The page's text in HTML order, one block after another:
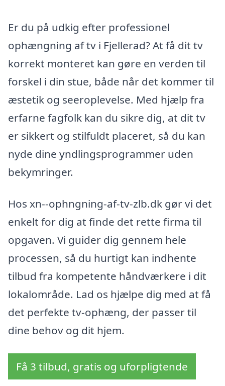
Er du på udkig efter professionel
ophængning af tv i Fjellerad? At få dit tv
korrekt monteret kan gøre en verden til
forskel i din stue, både når det kommer til
æstetik og seeroplevelse. Med hjælp fra
erfarne fagfolk kan du sikre dig, at dit tv
er sikkert og stilfuldt placeret, så du kan
nyde dine yndlingsprogrammer uden
bekymringer.
Hos xn--ophngning-af-tv-zlb.dk gør vi det
enkelt for dig at finde det rette firma til
opgaven. Vi guider dig gennem hele
processen, så du hurtigt kan indhente
tilbud fra kompetente håndværkere i dit
lokalområde. Lad os hjælpe dig med at få
det perfekte tv-ophæng, der passer til
dine behov og dit hjem.
Få 3 tilbud, gratis og uforpligtende